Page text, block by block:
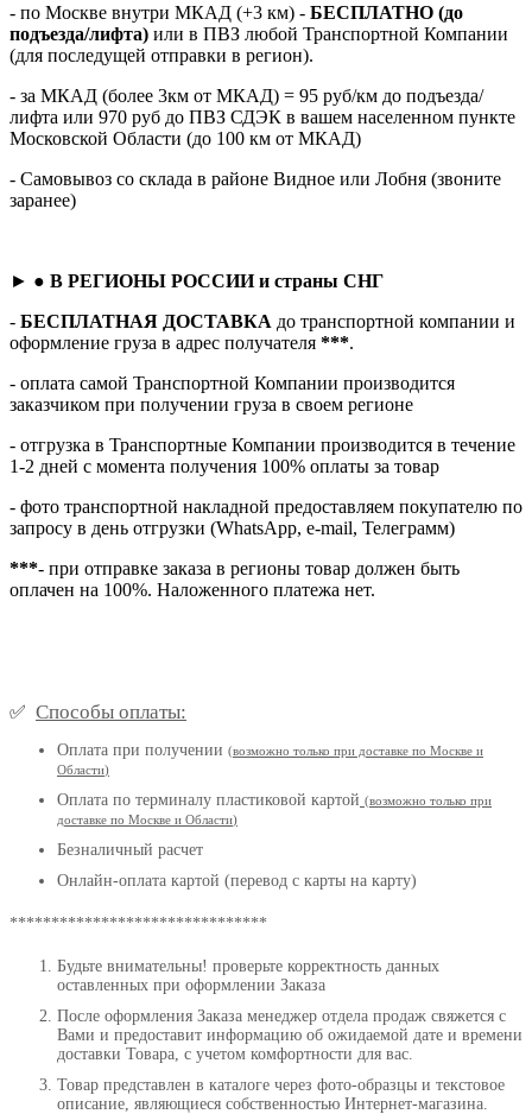
- по Москве внутри МКАД (+3 км) - БЕСПЛАТНО (до
подъезда/лифта) или в ПВЗ любой Транспортной Компании
(для последущей отправки в регион).
- за МКАД (более 3км от МКАД) = 95 руб/км до подъезда/
лифта или 970 руб до ПВЗ СДЭК в вашем населенном пункте
Московской Области (до 100 км от МКАД)
- Самовывоз со склада в районе Видное или Лобня (звоните
заранее)
► ● В РЕГИОНЫ РОССИИ и страны СНГ
- БЕСПЛАТНАЯ ДОСТАВКА до транспортной компании и
оформление груза в адрес получателя ***.
- оплата самой Транспортной Компании производится
заказчиком при получении груза в своем регионе
- отгрузка в Транспортные Компании производится в течение
1-2 дней с момента получения 100% оплаты за товар
- фото транспортной накладной предоставляем покупателю по
запросу в день отгрузки (WhatsApp, e-mail, Телеграмм)
***- при отправке заказа в регионы товар должен быть
оплачен на 100%. Наложенного платежа нет.
✅ Способы оплаты:
Оплата при получении (возможно только при доставке по Москве и
Области)
Оплата по терминалу пластиковой картой (возможно только при
доставке по Москве и Области)
Безналичный расчет
Онлайн-оплата картой (перевод с карты на карту)
*******************************
Будьте внимательны! проверьте корректность данных
оставленных при оформлении Заказа
После оформления Заказа менеджер отдела продаж свяжется с
Вами и предоставит информацию об ожидаемой дате и времени
доставки Товара, с учетом комфортности для вас.
Товар представлен в каталоге через фото-образцы и текстовое
описание, являющиеся собственностью Интернет-магазина.